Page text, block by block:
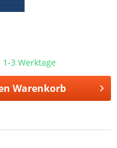
3 Werktage
Warenkorb